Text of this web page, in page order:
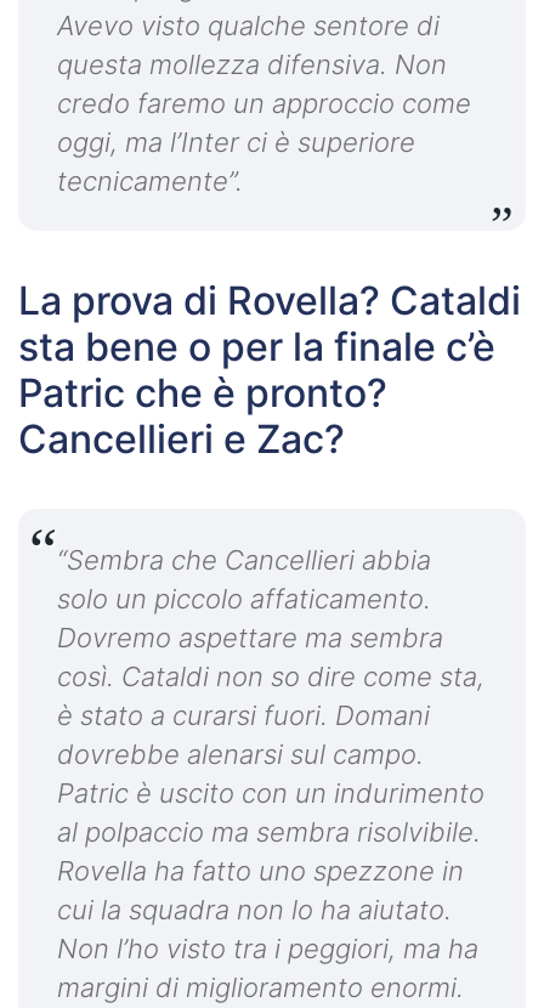
Avevo visto qualche sentore di
questa mollezza difensiva. Non
credo faremo un approccio come
oggi, ma l’Inter ci è superiore
tecnicamente”.
La prova di Rovella? Cataldi
sta bene o per la finale c’è
Patric che è pronto?
Cancellieri e Zac?
“Sembra che Cancellieri abbia
solo un piccolo affaticamento.
Dovremo aspettare ma sembra
così. Cataldi non so dire come sta,
è stato a curarsi fuori. Domani
dovrebbe alenarsi sul campo.
Patric è uscito con un indurimento
al polpaccio ma sembra risolvibile.
Rovella ha fatto uno spezzone in
cui la squadra non lo ha aiutato.
Non l’ho visto tra i peggiori, ma ha
margini di miglioramento enormi.